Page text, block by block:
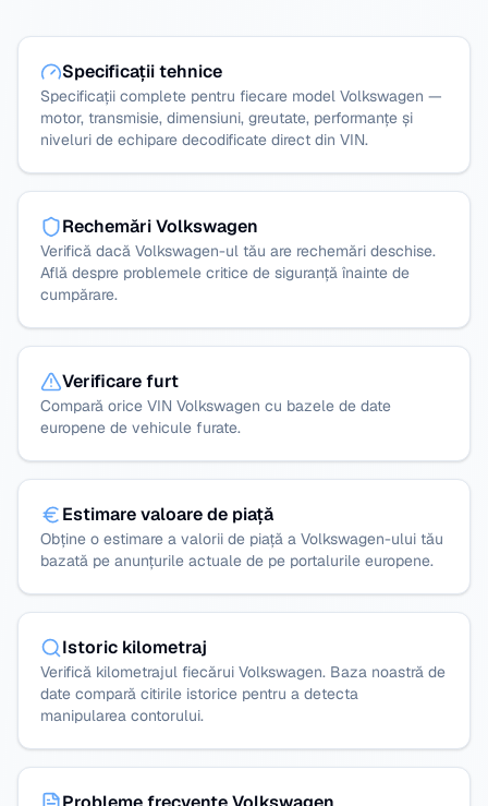
Specificații tehnice
Specificații complete pentru fiecare model Volkswagen —
motor, transmisie, dimensiuni, greutate, performanțe și
niveluri de echipare decodificate direct din VIN.
Rechemări Volkswagen
Verifică dacă Volkswagen-ul tău are rechemări deschise.
Află despre problemele critice de siguranță înainte de
cumpărare.
Verificare furt
Compară orice VIN Volkswagen cu bazele de date
europene de vehicule furate.
Estimare valoare de piață
Obține o estimare a valorii de piață a Volkswagen-ului tău
bazată pe anunțurile actuale de pe portalurile europene.
Istoric kilometraj
Verifică kilometrajul fiecărui Volkswagen. Baza noastră de
date compară citirile istorice pentru a detecta
manipularea contorului.